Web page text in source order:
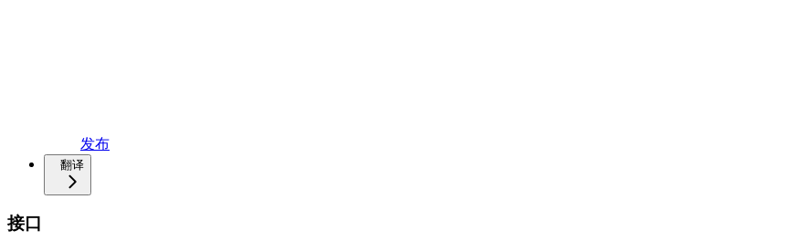
发布
翻译
接口